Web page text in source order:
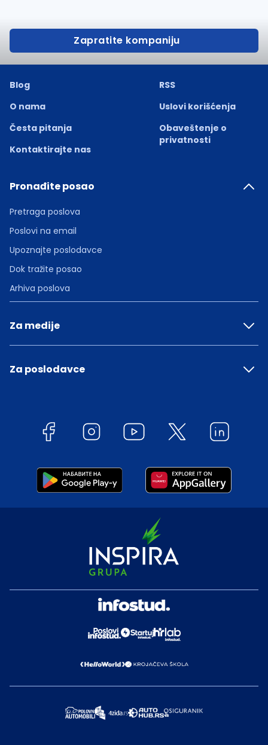
Zapratite kompaniju
Blog
O nama
Česta pitanja
Kontaktirajte nas
RSS
Uslovi korišćenja
Obaveštenje o
privatnosti
Pronađite posao
Pretraga poslova
Poslovi na email
Upoznajte poslodavce
Dok tražite posao
Arhiva poslova
Za medije
Za poslodavce